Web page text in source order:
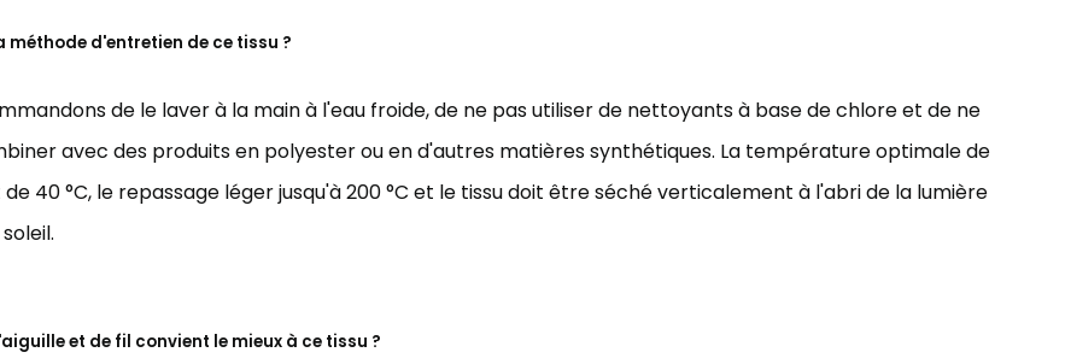
méthode d'entretien de ce tissu ?
de le laver à la main à l'eau froide, de ne pas utiliser de nettoyants à base de chlore et de ne
avec des produits en polyester ou en d'autres matières synthétiques. La température optimale de
40 °C, le repassage léger jusqu'à 200 °C et le tissu doit être séché verticalement à l'abri de la lumière
et de fil convient le mieux à ce tissu ?